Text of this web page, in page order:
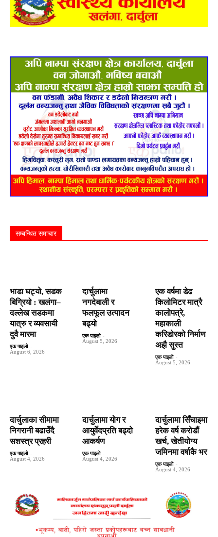
सम्बन्धित समाचार
भाडा घट्यो, सडक
बिग्रियो : खलंगा–
दल्लेख सडकमा
यात्रु र व्यवसायी
दुवै मारमा
एक पाइलो -
August 6, 2026
दार्चुलामा
नगदेबाली र
फलफूल उत्पादन
बढ्यो
एक पाइलो -
August 5, 2026
एक वर्षमा डेढ
किलोमिटर मात्रै
कालोपत्रे,
महाकाली
करिडोरको निर्माण
अझै सुस्त
एक पाइलो -
August 5, 2026
दार्चुलाका सीमामा
निगरानी बढाउँदै
सशस्त्र प्रहरी
एक पाइलो -
August 4, 2026
दार्चुलामा योग र
आयुर्वेदप्रति बढ्दो
आकर्षण
एक पाइलो -
August 4, 2026
दार्चुलामा सिँचाइमा
हरेक वर्ष कराेडाैं
खर्च, खेतीयोग्य
जमिनमा वर्षाकै भर
एक पाइलो -
August 4, 2026